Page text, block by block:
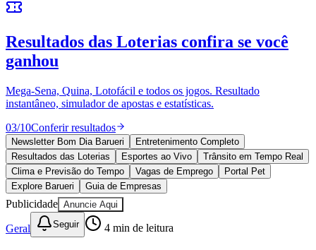
Anuncie no Portal
Cadastrar Empresa
Divulgar Vagas
Política
Esportes
Saúde
Segurança
Cultura
Meio Ambiente
Obras
Educação
Bairros de Barueri
Resultados das Loterias confira se você
ganhou
Mega-Sena, Quina, Lotofácil e todos os jogos. Resultado
instantâneo, simulador de apostas e estatísticas.
03/10Conferir resultados
Newsletter Bom Dia Barueri
Entretenimento Completo
Resultados das Loterias
Esportes ao Vivo
Trânsito em Tempo Real
Clima e Previsão do Tempo
Vagas de Emprego
Portal Pet
Explore Barueri
Guia de Empresas
Publicidade Anuncie Aqui
Geral Seguir 4 min de leitura